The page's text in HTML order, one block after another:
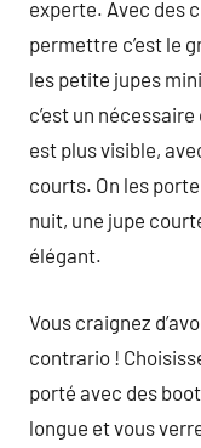
experte. Avec des
permettre c’est le
les petite jupes
c’est un
est plus visible,
courts. On les
nuit, une jupe
élégant.
Vous craignez
contrario !
porté avec des
longue et vous